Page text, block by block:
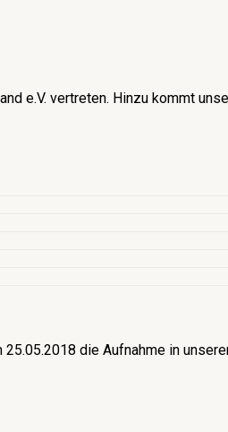
e.V. vertreten. Hinzu kommt
die Aufnahme in